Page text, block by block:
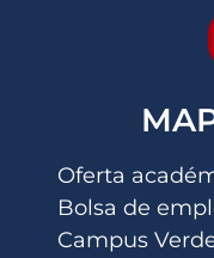
Oferta
Bolsa de
Campus